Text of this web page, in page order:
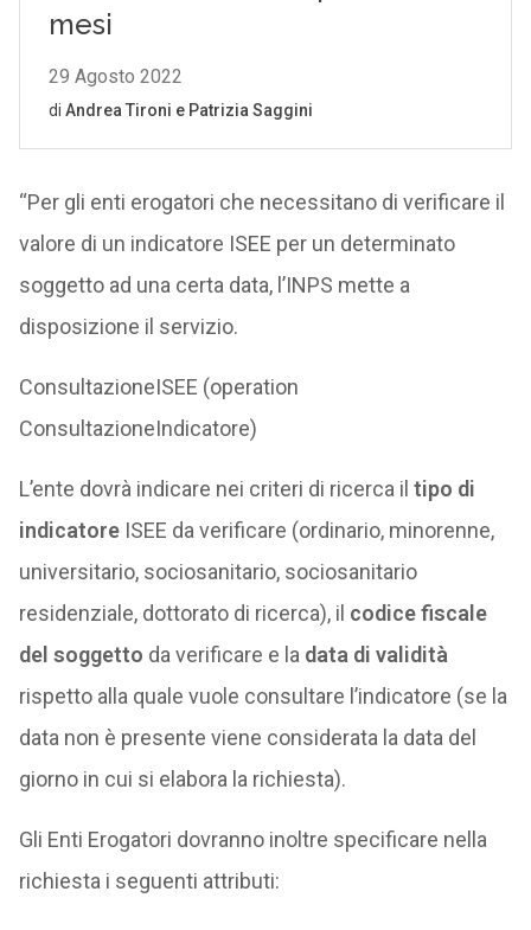
“Per gli enti erogatori che necessitano di verificare il
valore di un indicatore ISEE per un determinato
soggetto ad una certa data, l’INPS mette a
disposizione il servizio.
ConsultazioneISEE (operation
ConsultazioneIndicatore)
L’ente dovrà indicare nei criteri di ricerca il tipo di
indicatoreISEE da verificare (ordinario, minorenne,
universitario, sociosanitario, sociosanitario
residenziale, dottorato di ricerca), il codice fiscale
del soggetto da verificare e la data di validità
rispetto alla quale vuole consultare l’indicatore (se la
data non è presente viene considerata la data del
giorno in cui si elabora la richiesta).
Gli Enti Erogatori dovranno inoltre specificare nella
richiesta i seguenti attributi: